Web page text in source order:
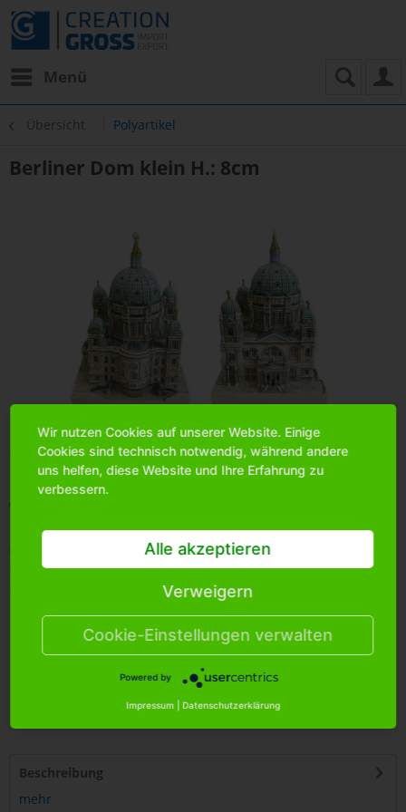
Menü
Übersicht Polyartikel
Berliner Dom klein H.: 8cm
Bittemelden Sie sich an, um mehr Informationen über das
Produkt zu erhalten.
0864450
Bestands-Info:
948
60
250255 435843
Beschreibung
mehr
Wir nutzen Cookies auf unserer Website. Einige
Cookies sind technisch notwendig, während andere
uns helfen, diese Website und Ihre Erfahrung zu
verbessern.
Alle akzeptieren
Verweigern
Cookie-Einstellungen verwalten
Powered by
Impressum Datenschutzerklärung